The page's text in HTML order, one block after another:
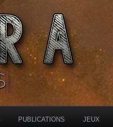
PUBLICATIONS JEUX